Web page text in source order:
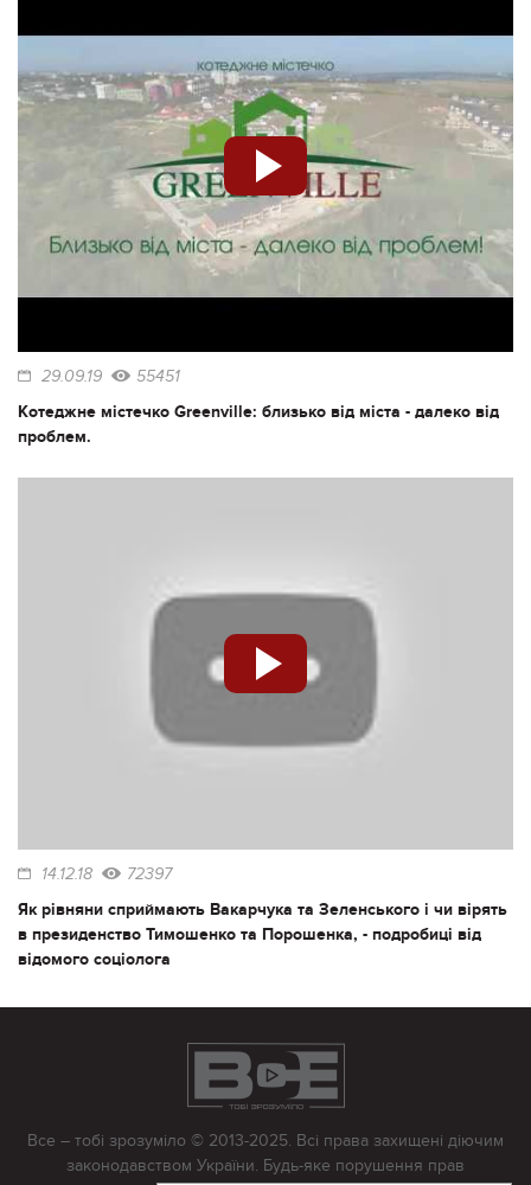
29.09.19 55451
Котеджне містечко Greenville: близько від міста - далеко від
проблем.
14.12.18 72397
Як рівняни сприймають Вакарчука та Зеленського і чи вірять
в президенство Тимошенко та Порошенка, - подробиці від
відомого соціолога
Все – тобі зрозуміло © 2013-2025. Всі права захищені діючим
законодавством України. Будь-яке порушення прав